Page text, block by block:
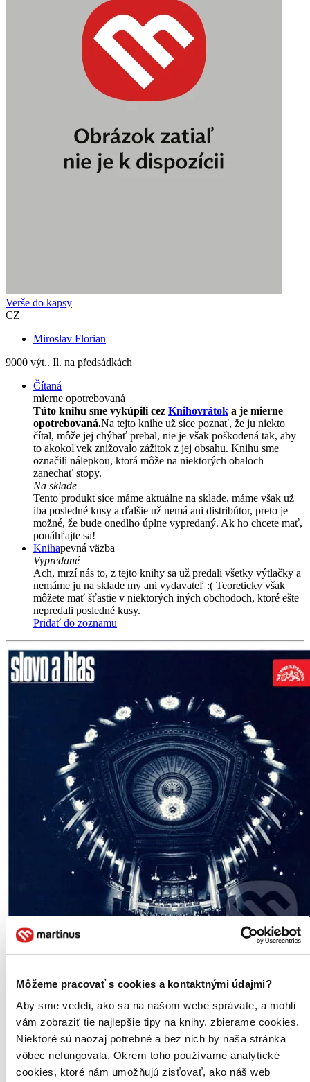
Môžeme pracovať s cookies a kontaktnými údajmi?
Aby sme vedeli, ako sa na našom webe správate, a mohli
vám zobraziť tie najlepšie tipy na knihy, zbierame cookies.
Niektoré sú naozaj potrebné a bez nich by naša stránka
vôbec nefungovala. Okrem toho používame analytické
cookies, ktoré nám umožňujú zisťovať, ako náš web
Verše do kapsy
CZ
Miroslav Florian
9000 výt.. Il. na předsádkách
Čítaná
mierne opotrebovaná
Túto knihu sme vykúpili cez Knihovrátok a je mierne
opotrebovaná.Na tejto knihe už síce poznať, že ju niekto
čítal, môže jej chýbať prebal, nie je však poškodená tak, aby
to akokoľvek znižovalo zážitok z jej obsahu. Knihu sme
označili nálepkou, ktorá môže na niektorých obaloch
zanechať stopy.
Na sklade
Tento produkt síce máme aktuálne na sklade, máme však už
iba posledné kusy a ďalšie už nemá ani distribútor, preto je
možné, že bude onedlho úplne vypredaný. Ak ho chcete mať,
ponáhľajte sa!
Knihapevná väzba
Vypredané
Ach, mrzí nás to, z tejto knihy sa už predali všetky výtlačky a
nemáme ju na sklade my ani vydavateľ :( Teoreticky však
môžete mať šťastie v niektorých iných obchodoch, ktoré ešte
nepredali posledné kusy.
Pridať do zoznamu
Slovo a hlas
Antonín Sova
Donát Šajner
František Branislav
František Halas
František Hrubín
ďalší